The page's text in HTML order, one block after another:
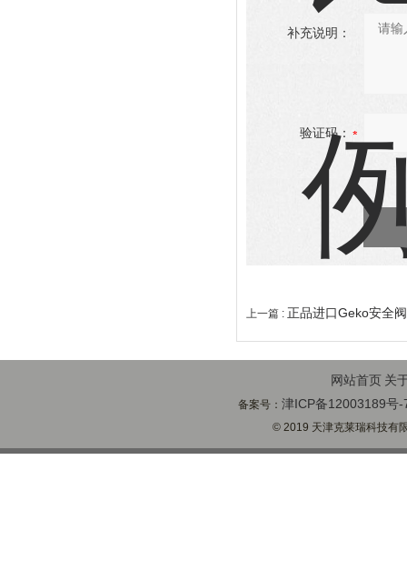
补充说明：
验证码：
上一篇 : 正品进口Geko安全
网站首页 关
备案号：津ICP备12003189号-
© 2019 天津克莱瑞科技有